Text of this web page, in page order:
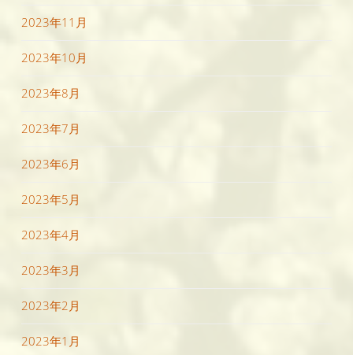
2023年11月
2023年10月
2023年8月
2023年7月
2023年6月
2023年5月
2023年4月
2023年3月
2023年2月
2023年1月